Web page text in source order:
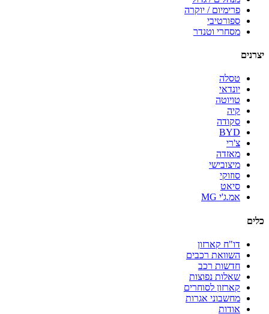
פרימיום / יוקרה
ספורטיבי
מסחרי וטנדר
יצרנים
טסלה
יונדאי
טויוטה
קיה
סקודה
BYD
צ'רי
מאזדה
מיצובישי
סוזוקי
סיאט
אמ.ג'י MG
כלים
דו"ח קארזון
השוואת רכבים
חדשות רכב
שאלות נפוצות
קארזון לסוחרים
מחשבוני אגרות
אודות